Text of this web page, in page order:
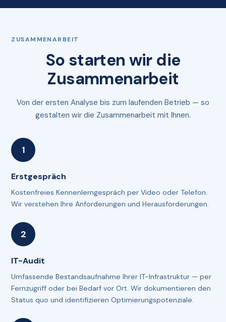
ZUSAMMENARBEIT
So starten wir die
Zusammenarbeit
Von der ersten Analyse bis zum laufenden Betrieb — so
gestalten wir die Zusammenarbeit mit Ihnen.
Erstgespräch
Kostenfreies Kennenlerngespräch per Video oder Telefon.
Wir verstehen Ihre Anforderungen und Herausforderungen.
IT-Audit
Umfassende Bestandsaufnahme Ihrer IT-Infrastruktur — per
Fernzugriff oder bei Bedarf vor Ort. Wir dokumentieren den
Status quo und identifizieren Optimierungspotenziale.